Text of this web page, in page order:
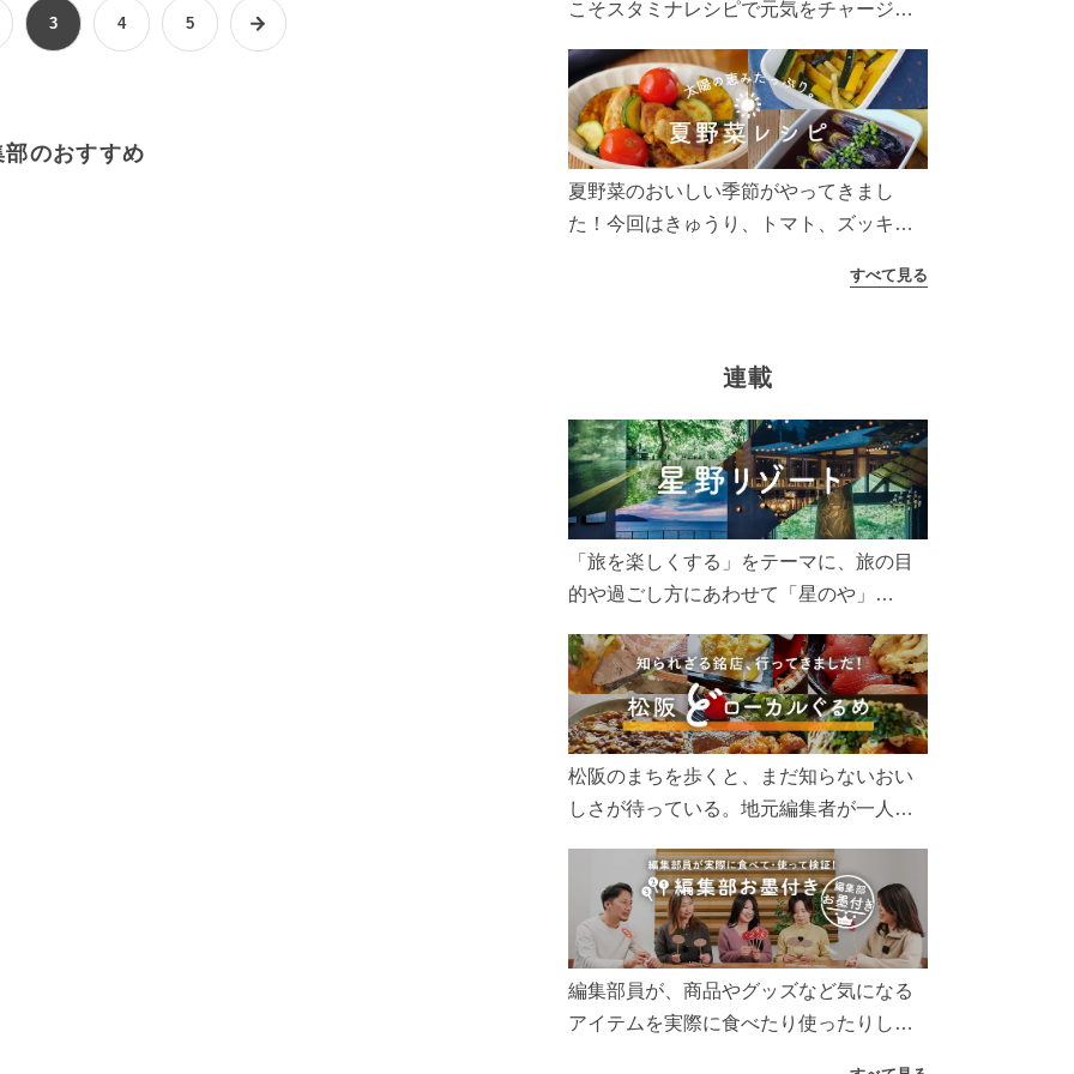
3 4 5
部のおすすめ
こそスタミナレシピで元気をチャージ！
リ食べて、夏バテを吹き飛ばしましょ
う！
夏野菜のおいしい季節がやってきまし
た！今回はきゅうり、トマト、ズッキー
太陽の光をたっぷりあびた夏野菜は栄養
すべて見る
連載
「旅を楽しくする」をテーマに、旅の目
的や過ごし方にあわせて「星のや」
EB(ベブ)」「LUCY(ルーシー)」の 6 つの
ブランドを展開する星野リゾート。その
魅力をお届けする旅の連載。次の旅先探
しのヒントにいかがですか？
松阪のまちを歩くと、まだ知らないおい
しさが待っている。地元編集者が一人で
伝えます。見ればきっと、松阪に行きた
くなる。
編集部員が、商品やグッズなど気になる
アイテムを実際に食べたり使ったりして